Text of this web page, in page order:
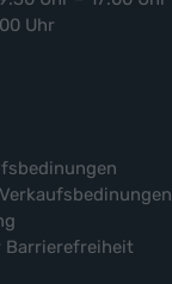
Uhr
Barrierefreiheit